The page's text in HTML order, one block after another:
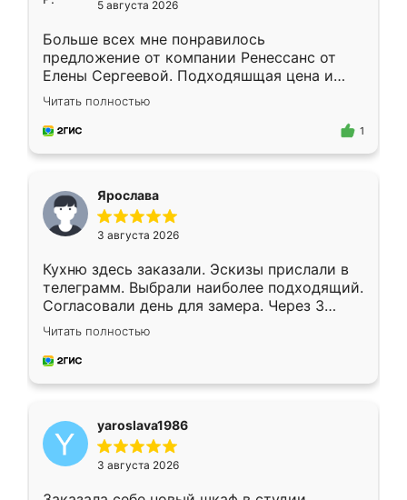
5 августа 2026
Больше всех мне понравилось
предложение от компании Ренессанс от
Елены Сергеевой. Подходяшщая цена и
короткие сроки изготовления. Приехавший
для замера сотрудник Владислав
предложил по моему эскизу самый
Читать полностью
1
Ярослава
3 августа 2026
Кухню здесь заказали. Эскизы прислали в
телеграмм. Выбрали наиболее подходящий.
Согласовали день для замера. Через 3
недели кухня была уже готова. Остались
довольны работой. Спасибо Ренессанс
мебель за качественную работу!
Читать полностью
yaroslava1986
3 августа 2026